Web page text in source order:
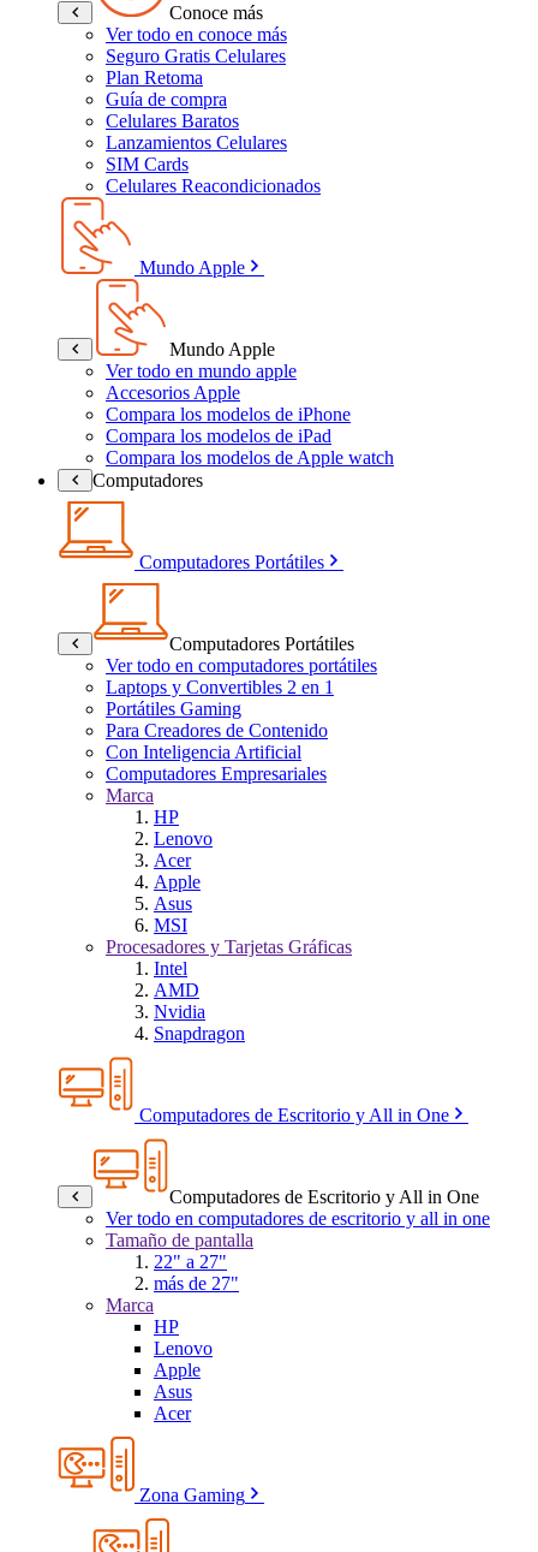
Conoce más
Ver todo en conoce más
Seguro Gratis Celulares
Plan Retoma
Guía de compra
Celulares Baratos
Lanzamientos Celulares
SIM Cards
Celulares Reacondicionados
Mundo Apple
Mundo Apple
Ver todo en mundo apple
Accesorios Apple
Compara los modelos de iPhone
Compara los modelos de iPad
Compara los modelos de Apple watch
Computadores
Computadores Portátiles
Computadores Portátiles
Ver todo en computadores portátiles
Laptops y Convertibles 2 en 1
Portátiles Gaming
Para Creadores de Contenido
Con Inteligencia Artificial
Computadores Empresariales
Marca
HP
Lenovo
Acer
Apple
Asus
MSI
Procesadores y Tarjetas Gráficas
Intel
AMD
Nvidia
Snapdragon
Computadores de Escritorio y All in One
Computadores de Escritorio y All in One
Ver todo en computadores de escritorio y all in one
Tamaño de pantalla
22" a 27"
más de 27"
Marca
HP
Lenovo
Apple
Asus
Acer
Zona Gaming